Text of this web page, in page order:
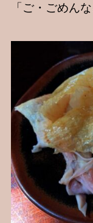
「ご・ごめん